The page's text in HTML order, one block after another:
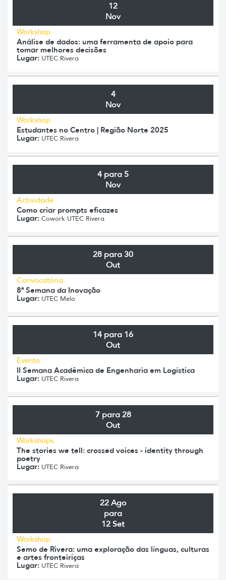
12
Nov
Workshop
Análise de dados: uma ferramenta de apoio para
tomar melhores decisões
Lugar: UTEC Rivera
4
Nov
Workshop
Estudantes no Centro | Região Norte 2025
Lugar: UTEC Rivera
4 para 5
Nov
Actividade
Como criar prompts eficazes
Lugar: Cowork UTEC Rivera
28 para 30
Out
Convocatória
8ª Semana da Inovação
Lugar: UTEC Melo
14 para 16
Out
Evento
II Semana Acadêmica de Engenharia em Logística
Lugar: UTEC Rivera
7 para 28
Out
Workshops
The stories we tell: crossed voices - identity through
poetry
Lugar: UTEC Rivera
22 Ago
para
12 Set
Workshop
Semo de Rivera: uma exploração das línguas, culturas
e artes fronteiriças
Lugar: UTEC Rivera